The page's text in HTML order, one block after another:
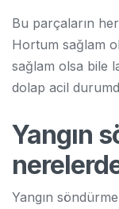
Bu parçaların her
Hortum sağlam
sağlam olsa bile
dolap acil
Yangın
Yangın